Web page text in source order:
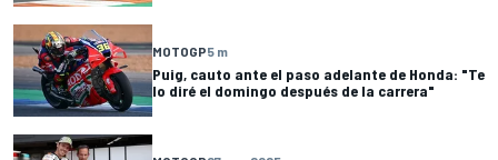
MOTOGP5 m
Puig, cauto ante el paso adelante de Honda: "Te
lo diré el domingo después de la carrera"